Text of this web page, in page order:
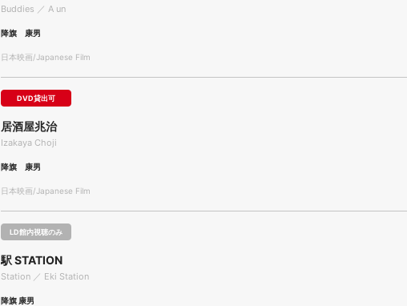
Buddies ／ A un
降旗 康男
日本映画/Japanese Film
DVD貸出可
居酒屋兆治
Izakaya Choji
降旗 康男
日本映画/Japanese Film
LD館内視聴のみ
駅 STATION
Station ／ Eki Station
降旗 康男